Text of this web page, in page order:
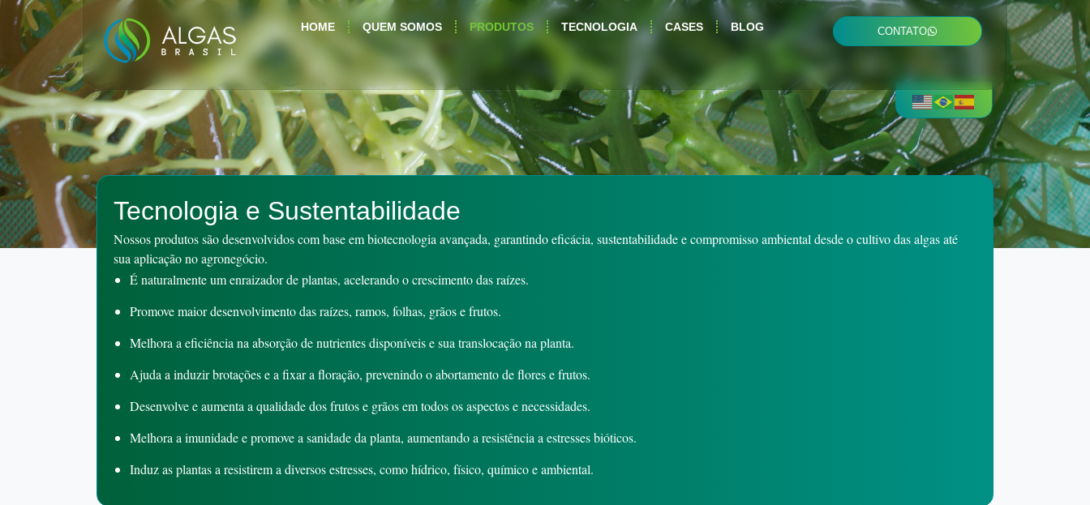
HOME QUEM SOMOS PRODUTOS TECNOLOGIA CASES BLOG CONTATO
Tecnologia e Sustentabilidade
Nossos produtos são desenvolvidos com base em biotecnologia avançada, garantindo eficácia, sustentabilidade e compromisso ambiental desde o cultivo das algas até
sua aplicação no agronegócio.
É naturalmente um enraizador de plantas, acelerando o crescimento das raízes.
Promove maior desenvolvimento das raízes, ramos, folhas, grãos e frutos.
Melhora a eficiência na absorção de nutrientes disponíveis e sua translocação na planta.
Ajuda a induzir brotações e a fixar a floração, prevenindo o abortamento de flores e frutos.
Desenvolve e aumenta a qualidade dos frutos e grãos em todos os aspectos e necessidades.
Melhora a imunidade e promove a sanidade da planta, aumentando a resistência a estresses bióticos.
Induz as plantas a resistirem a diversos estresses, como hídrico, físico, químico e ambiental.